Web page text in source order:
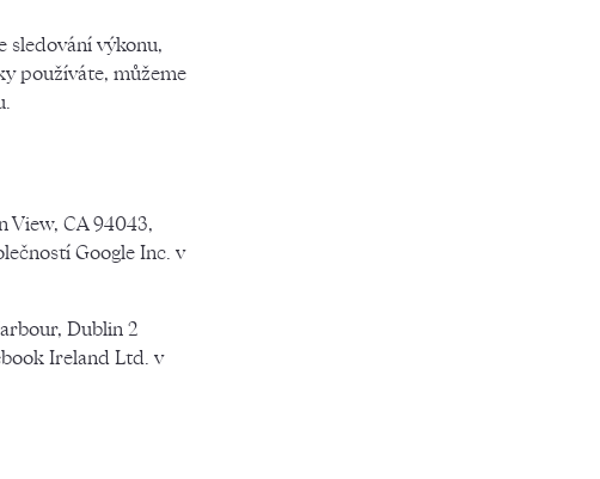
sledování výkonu,
používáte, můžeme
View, CA 94043,
Google Inc. v
Dublin 2
Ireland Ltd. v